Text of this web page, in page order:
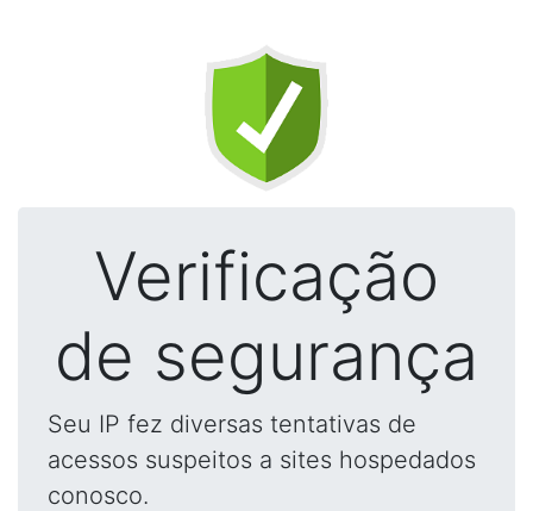
Verificação
de segurança
Seu IP fez diversas tentativas de
acessos suspeitos a sites hospedados
conosco.